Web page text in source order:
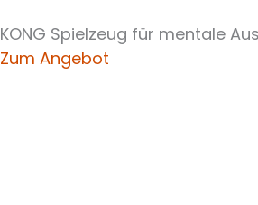
KONG Spielzeug für mentale
Zum Angebot